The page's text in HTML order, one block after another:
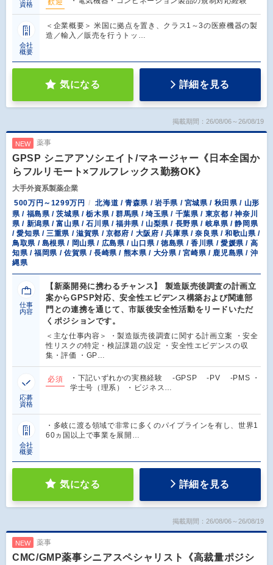
資格
歓迎
会社
概要
＜企業概要＞ 米国に拠点を置き、クラス1～3の医療機器の製
造／輸入／販売を行うトッ…
気になる 詳細を見る
掲載期間：26/08/06～26/08/19
NEW 薬事
GPSP シニアアソシエイト/マネージャー《日本全国か
らフルリモート×フルフレックス勤務OK》
大手外資系製薬企業
500万円～1299万円
北海道 / 青森県 / 岩手県 / 宮城県 / 秋田県 / 山形
県 / 福島県 / 茨城県 / 栃木県 / 群馬県 / 埼玉県 / 千葉県 / 東京都 / 神奈川
県 / 新潟県 / 富山県 / 石川県 / 福井県 / 山梨県 / 長野県 / 岐阜県 / 静岡県
/ 愛知県 / 三重県 / 滋賀県 / 京都府 / 大阪府 / 兵庫県 / 奈良県 / 和歌山県 /
鳥取県 / 島根県 / 岡山県 / 広島県 / 山口県 / 徳島県 / 香川県 / 愛媛県 / 高
知県 / 福岡県 / 佐賀県 / 長崎県 / 熊本県 / 大分県 / 宮崎県 / 鹿児島県 / 沖
縄県
仕事
内容
【新薬開発に携わるチャンス】 製造販売後調査の計画立
案からGPSP対応、安全性エビデンス構築および関連部
門との連携を通じて、市販後安全性活動をリードいただ
くポジションです。
＜主な仕事内容＞ ・製造販売後調査に関する計画立案 ・安全
性リスクの特定・検証課題の設定 ・安全性エビデンスの収
集・評価 ・GP…
応募
資格
必須
・下記いずれかの実務経験 -GPSP -PV -PMS ・
学士号（理系） ・ビジネス…
会社
概要
・多岐に渡る領域で非常に多くのパイプラインを有し、世界1
60ヵ国以上で事業を展開…
気になる 詳細を見る
掲載期間：26/08/06～26/08/19
NEW 薬事
CMC/GMP薬事シニアスペシャリスト《高裁量ポジシ